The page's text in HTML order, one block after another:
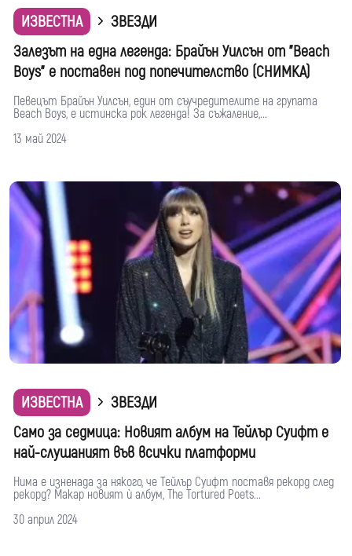
ИЗВЕСТНА
ЗВЕЗДИ
Залезът на една легенда: Брайън Уилсън от "Beach
Boys" е поставен под попечителство (СНИМКА)
Певецът Брайън Уилсън, един от съучредителите на групата
Beach Boys, е истинска рок легенда! За съжаление,...
13 май 2024
ИЗВЕСТНА
ЗВЕЗДИ
Само за седмица: Новият албум на Тейлър Суифт е
най-слушаният във всички платформи
Нима е изненада за някого, че Тейлър Суифт поставя рекорд след
рекорд? Макар новият ѝ албум, The Tortured Poets...
30 април 2024